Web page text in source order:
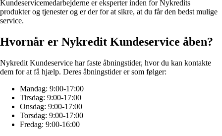
Kundeservicemedarbejderne er eksperter inden for Nykredits
produkter og tjenester og er der for at sikre, at du får den bedst mulige
service.
Hvornår er Nykredit Kundeservice åben?
Nykredit Kundeservice har faste åbningstider, hvor du kan kontakte
dem for at få hjælp. Deres åbningstider er som følger:
Mandag: 9:00-17:00
Tirsdag: 9:00-17:00
Onsdag: 9:00-17:00
Torsdag: 9:00-17:00
Fredag: 9:00-16:00